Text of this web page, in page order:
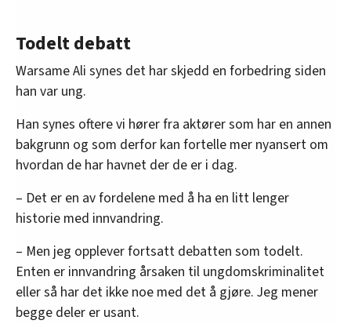
Todelt debatt
Warsame Ali synes det har skjedd en forbedring siden
han var ung.
Han synes oftere vi hører fra aktører som har en annen
bakgrunn og som derfor kan fortelle mer nyansert om
hvordan de har havnet der de er i dag.
– Det er en av fordelene med å ha en litt lenger
historie med innvandring.
– Men jeg opplever fortsatt debatten som todelt.
Enten er innvandring årsaken til ungdomskriminalitet
eller så har det ikke noe med det å gjøre. Jeg mener
begge deler er usant.